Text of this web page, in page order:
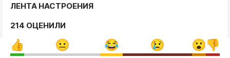
ЛЕНТА НАСТРОЕНИЯ
214 ОЦЕНИЛИ